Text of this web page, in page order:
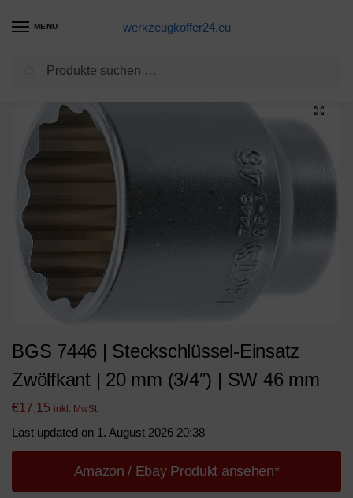
MENU werkzeugkoffer24.eu
Steckschlüsselsatz Produkte
BGS 7446 | Steckschlüssel-Einsatz
Zwölfkant | 20 mm (3/4″) | SW 46 mm
€17,15 inkl. MwSt.
Last updated on 1. August 2026 20:38
Amazon / Ebay Produkt ansehen*